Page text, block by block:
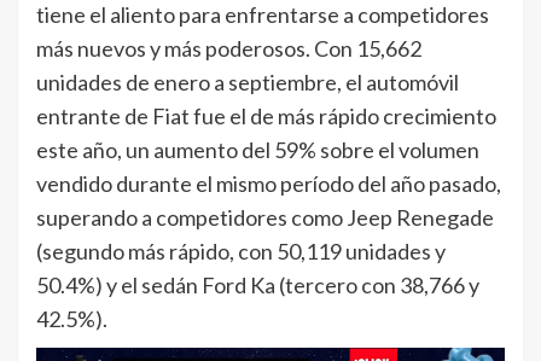
tiene el aliento para enfrentarse a competidores
más nuevos y más poderosos. Con 15,662
unidades de enero a septiembre, el automóvil
entrante de Fiat fue el de más rápido crecimiento
este año, un aumento del 59% sobre el volumen
vendido durante el mismo período del año pasado,
superando a competidores como Jeep Renegade
(segundo más rápido, con 50,119 unidades y
50.4%) y el sedán Ford Ka (tercero con 38,766 y
42.5%).